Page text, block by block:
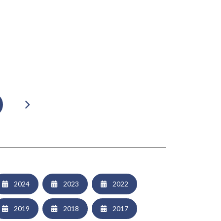
2024 2023 2022
2019 2018 2017